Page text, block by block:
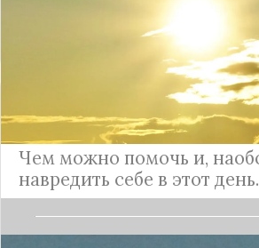
Подробнее
Новолуние: чем опасен
рождения новой Луны
Чем можно помочь и,
навредить себе в этот день.